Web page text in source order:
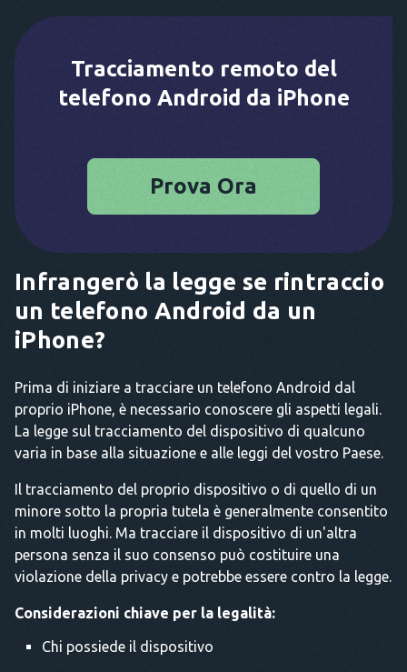
Tracciamento remoto del
telefono Android da iPhone
Prova Ora
Infrangerò la legge se rintraccio
un telefono Android da un
iPhone?
Prima di iniziare a tracciare un telefono Android dal
proprio iPhone, è necessario conoscere gli aspetti legali.
La legge sul tracciamento del dispositivo di qualcuno
varia in base alla situazione e alle leggi del vostro Paese.
Il tracciamento del proprio dispositivo o di quello di un
minore sotto la propria tutela è generalmente consentito
in molti luoghi. Ma tracciare il dispositivo di un'altra
persona senza il suo consenso può costituire una
violazione della privacy e potrebbe essere contro la legge.
Considerazioni chiave per la legalità:
Chi possiede il dispositivo